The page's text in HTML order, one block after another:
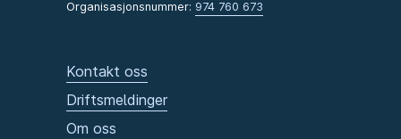
Organisasjonsnummer: 974 760 673
Kontakt oss
Driftsmeldinger
Om oss